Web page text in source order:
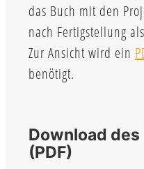
das Buch mit den
nach Fertigstellung
Zur Ansicht wird ein
benötigt.
Download des
(PDF)